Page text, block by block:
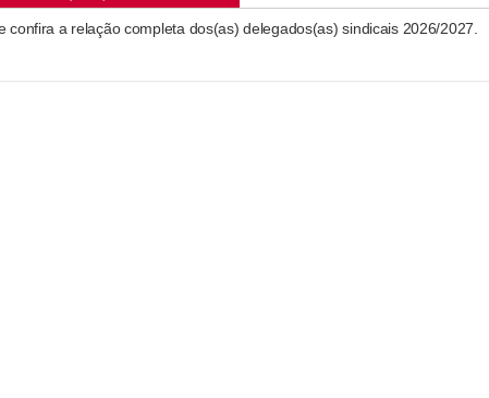
confira a relação completa dos(as) delegados(as) sindicais 2026/2027.